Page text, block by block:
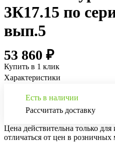
3К17.15 по
вып.5
53 860 ₽
Купить в 1 клик
Характеристики
Есть в наличии
Рассчитать доставку
Цена действительна только
отличаться от цен в розничных